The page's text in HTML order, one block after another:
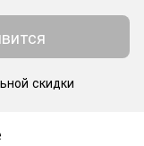
скидки